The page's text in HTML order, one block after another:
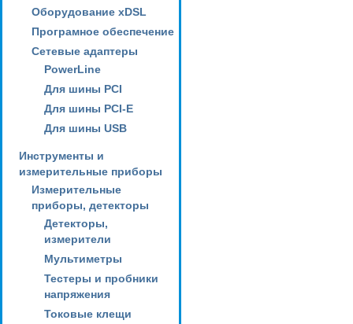
Оборудование xDSL
Програмное обеспечение
Сетевые адаптеры
PowerLine
Для шины PCI
Для шины PCI-E
Для шины USB
Инструменты и
измерительные приборы
Измерительные
приборы, детекторы
Детекторы,
измерители
Мультиметры
Тестеры и пробники
напряжения
Токовые клещи